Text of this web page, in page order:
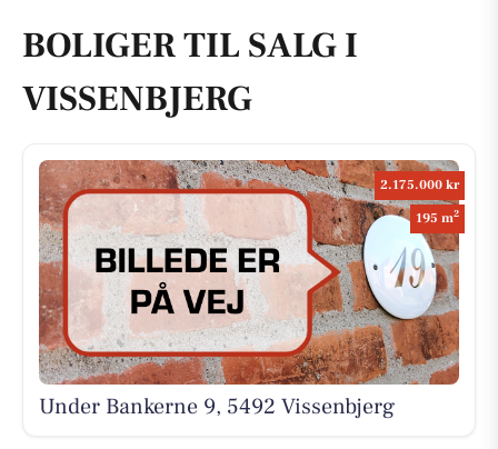
BOLIGER TIL SALG I
VISSENBJERG
2.175.000 kr
195 m2
Under Bankerne 9, 5492 Vissenbjerg